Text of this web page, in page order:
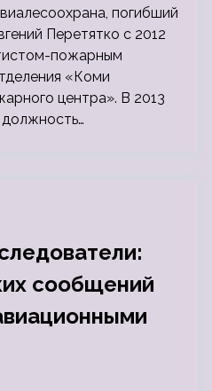
погибший
Перетятко с 2012
пожарным
«Коми
центра». В 2013
сообщений